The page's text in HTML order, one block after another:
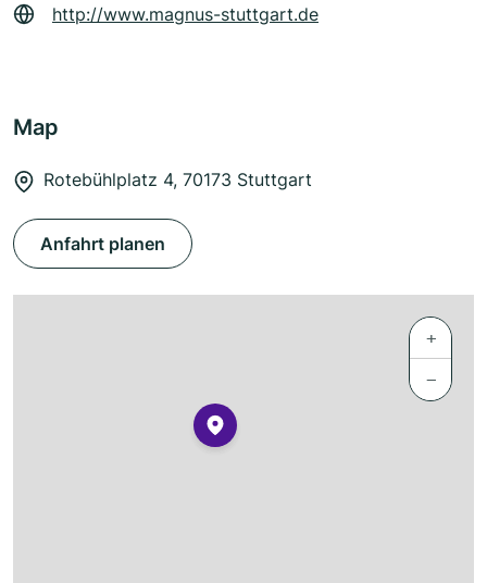
http://www.magnus-stuttgart.de
Map
Rotebühlplatz 4, 70173 Stuttgart
Anfahrt planen
+
−